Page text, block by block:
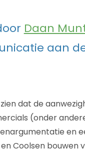
Daan
aan
dat de
(onder
en
Coolsen bouwen